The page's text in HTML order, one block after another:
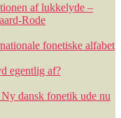
af lukkelyde –
Rode
fonetiske alfabet
egentlig af?
dansk fonetik ude nu